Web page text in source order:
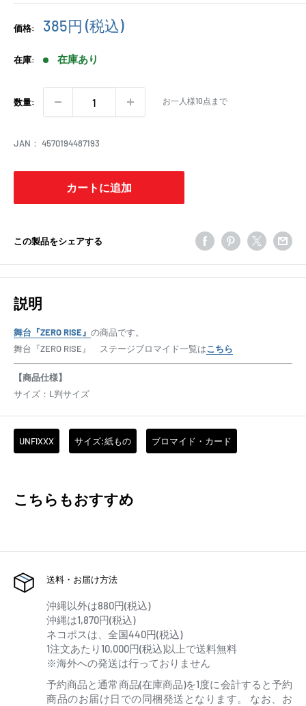
価格:
販
価
385円 (税込)
在庫: 在庫あり
数量: お一人様10点まで
JAN： 4570194487193
カートに追加
この製品をシェアする
説明
舞台『ZERO RISE』 の商品です。
舞台『ZERO RISE』 ステージブロマイド一覧はこちら
【商品仕様】
サイズ：L判サイズ
UNFIXXX サイズ:紙もの ブロマイド・カード
こちらもおすすめ
送料・お届け方法
沖縄以外は880円(税込)
沖縄は1,870円(税込)
ネコポスは、全国440円(税込)
1注文あたり10,000円(税込)以上で送料無料
※海外への発送は行っておりません
予約商品と通常商品(在庫商品)を1度に会計すると予約
商品のお届け日での同梱発送となります。 なお、お